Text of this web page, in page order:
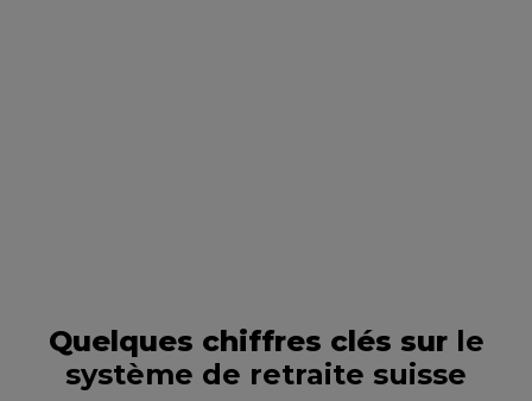
Quelques chiffres clés sur le
système de retraite suisse